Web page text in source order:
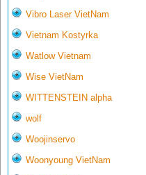
Vibro Laser VietNam
Vietnam Kostyrka
Watlow Vietnam
Wise VietNam
WITTENSTEIN alpha
wolf
Woojinservo
Woonyoung VietNam